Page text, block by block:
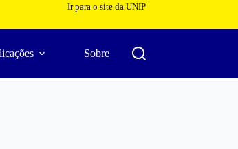
Ir para o site da UNIP
Sobre